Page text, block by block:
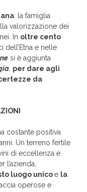
: la famiglia
valorizzazione dei
In oltre cento
dell’Etna e nelle
si è aggiunta
, per dare agli
da
costante positiva
Un terreno fertile
di eccellenza e
l’azienda,
luogo unicoe la
operose e